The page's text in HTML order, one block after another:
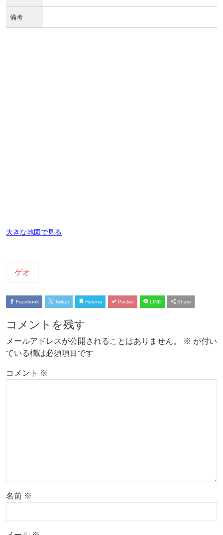
備考
大きな地図で見る
ゲオ
Facebook Twitter Hatena Pocket LINE Share
コメントを残す
メールアドレスが公開されることはありません。 ※ が付い
ている欄は必須項目です
コメント ※
名前 ※